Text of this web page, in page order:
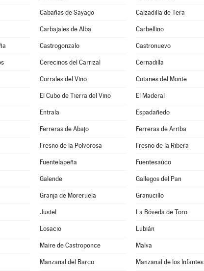
Cabañas de Sayago Calzadilla de Tera
Carbajales de Alba Carbellino
Castrogonzalo Castronuevo
Cerecinos del Carrizal Cernadilla
Corrales del Vino Cotanes del Monte
El Cubo de Tierra del Vino El Maderal
Entrala Espadañedo
Ferreras de Abajo Ferreras de Arriba
Fresno de la Polvorosa Fresno de la Ribera
Fuentelapeña Fuentesaúco
Galende Gallegos del Pan
Granja de Moreruela Granucillo
Justel La Bóveda de Toro
Losacio Lubián
Maire de Castroponce Malva
Manzanal del Barco Manzanal de los Infantes